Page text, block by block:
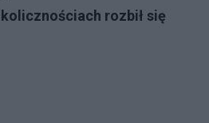
rozbił się